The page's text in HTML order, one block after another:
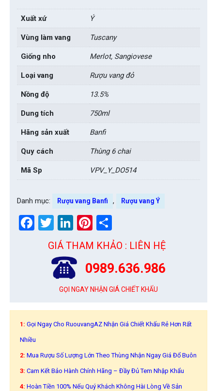
Xuất xứ Ý
Vùng làm vang Tuscany
Giống nho Merlot, Sangiovese
Loại vang Rượu vang đỏ
Nồng độ 13.5%
Dung tích 750ml
Hãng sản xuất Banfi
Quy cách Thùng 6 chai
Mã Sp VPV_Y_DO514
Danh mục: Rượu vang Banfi , Rượu vang Ý
Facebook
Twitter
LinkedIn
Pinterest
GIÁ THAM KHẢO : LIÊN HỆ
0989.636.986
GỌI NGAY NHẬN GIÁ CHIẾT KHẤU
1: Gọi Ngay Cho RuouvangAZ Nhận Giá Chiết Khấu Rẻ Hơn Rất
Nhiều
2: Mua Rượu Số Lượng Lớn Theo Thùng Nhận Ngay Giá Đổ Buôn
3: Cam Kết Bảo Hành Chính Hãng – Đầy Đủ Tem Nhập Khẩu
4: Hoàn Tiền 100% Nếu Quý Khách Không Hài Lòng Về Sản